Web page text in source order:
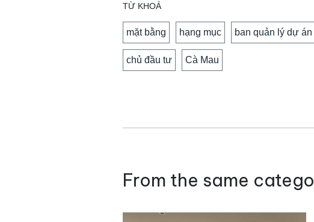
TỪ KHOÁ
mặt bằng hạng mục ban quản lý dự án
chủ đầu tư Cà Mau
From the same